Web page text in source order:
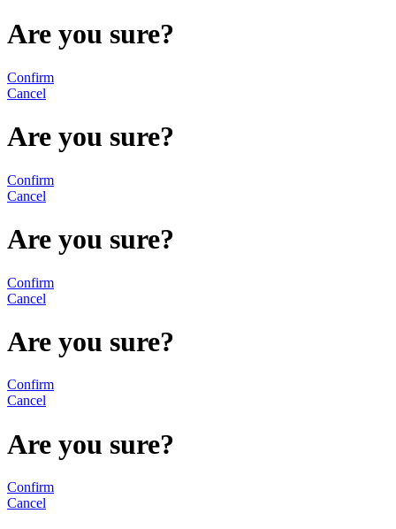
Are you sure?
Confirm
Cancel
Are you sure?
Confirm
Cancel
Are you sure?
Confirm
Cancel
Are you sure?
Confirm
Cancel
Are you sure?
Confirm
Cancel